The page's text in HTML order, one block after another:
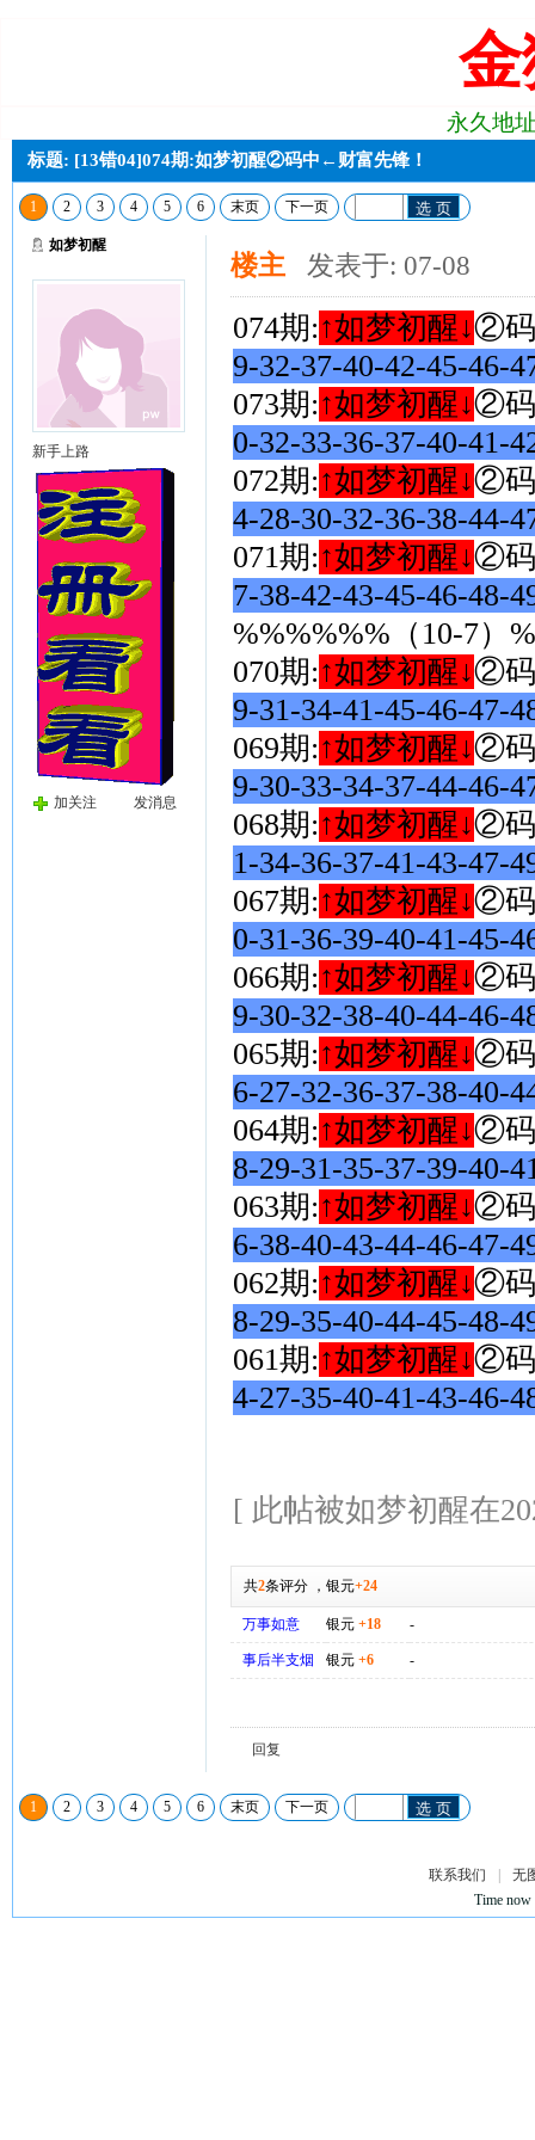
永久地
标题: [13错04]074期:如梦初醒②码中←财富先锋！
1 2 3 4 5 6 末页 下一页 选 页
如梦初醒
新手上路
加关注 发消息
楼主 发表于: 07-08
074期:↑如梦初醒↓②
9-32-37-40-42-45-46-
073期:↑如梦初醒↓②
0-32-33-36-37-40-41-
072期:↑如梦初醒↓②
4-28-30-32-36-38-44-
071期:↑如梦初醒↓②
7-38-42-43-45-46-48-
%%%%%%（10-7）
070期:↑如梦初醒↓②
9-31-34-41-45-46-47-
069期:↑如梦初醒↓②
9-30-33-34-37-44-46-
068期:↑如梦初醒↓②
1-34-36-37-41-43-47-
067期:↑如梦初醒↓②
0-31-36-39-40-41-45-
066期:↑如梦初醒↓②
9-30-32-38-40-44-46-
065期:↑如梦初醒↓②
6-27-32-36-37-38-40-
064期:↑如梦初醒↓②
8-29-31-35-37-39-40-
063期:↑如梦初醒↓②
6-38-40-43-44-46-47-
062期:↑如梦初醒↓②
8-29-35-40-44-45-48-
061期:↑如梦初醒↓②
4-27-35-40-41-43-46-
[ 此帖被如梦初醒在
共2条评分， 银元+24
万事如意 银元 +18 -
事后半支烟 银元 +6 -
回复
1 2 3 4 5 6 末页 下一页 选 页
联系我们
无
Time now